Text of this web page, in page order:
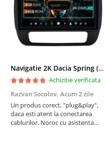
Navigatie 2K Dacia Spring (2021- Prezent), Android, S-Quadcore / 4GB RAM + 64GB ROM, 9.5 Inch - AD-BGS90042K+AD-BGRKIT366V4s
Achizitie verificata
Razvan Socolov, Acum 2 zile
Un produs corect, "plug&play",
daca esti atent la conectarea
cablurilor. Noroc cu asistenta